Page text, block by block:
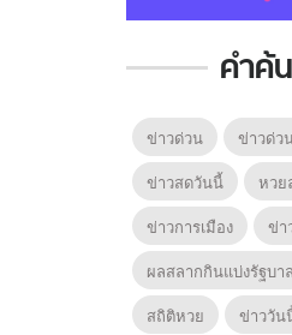
คำค้
ข่าวด่วน
ข่าวด่ว
ข่าวสดวันนี้
หวย
ข่าวการเมือง
ข่า
ผลสลากกินแบ่งรัฐบาล
สถิติหวย
ข่าววัน